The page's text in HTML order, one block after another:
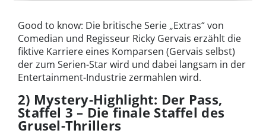
Good to know: Die britische Serie „Extras“ von
Comedian und Regisseur Ricky Gervais erzählt die
fiktive Karriere eines Komparsen (Gervais selbst)
der zum Serien-Star wird und dabei langsam in der
Entertainment-Industrie zermahlen wird.
2) Mystery-Highlight: Der Pass,
Staffel 3 – Die finale Staffel des
Grusel-Thrillers